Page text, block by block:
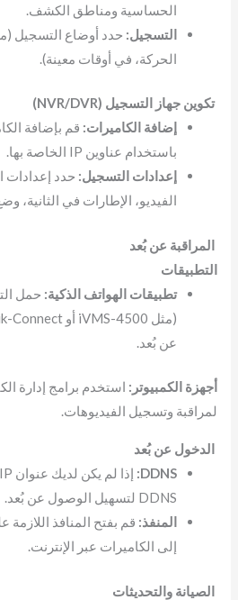
الحساسية ومناطق الكشف.
التسجيل: حدد أوضاع التسجيل
الحركة، في أوقات معينة).
تكوين جهاز التسجيل (NVR/DVR)
إضافة الكاميرات: قم بإضافة
باستخدام عناوين IP الخاصة بها.
إعدادات التسجيل: حدد إعدادات
الفيديو، الإطارات في الثانية،
المراقبة عن بُعد
التطبيقات
تطبيقات الهواتف الذكية: حمل
عن بُعد.
أجهزة الكمبيوتر: استخدم برامج إدارة
لمراقبة وتسجيل الفيديوهات.
الدخول عن بُعد
DDNS:
DDNS لتسهيل الوصول عن بُعد.
المنفذ: قم بفتح المنافذ
إلى الكاميرات عبر الإنترنت.
الصيانة والتحديثات